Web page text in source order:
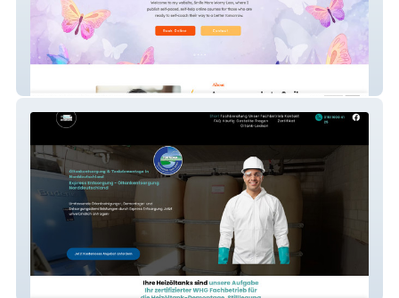
SmileMoreWorryLess
Express-Entsorgung